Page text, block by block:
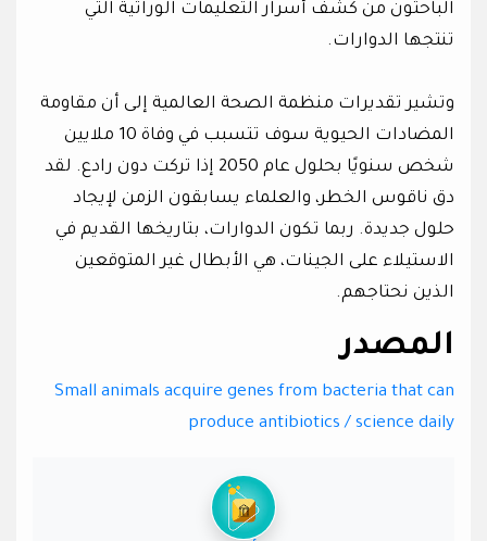
الباحثون من كشف أسرار التعليمات الوراثية التي
تنتجها الدوارات.
وتشير تقديرات منظمة الصحة العالمية إلى أن مقاومة
المضادات الحيوية سوف تتسبب في وفاة 10 ملايين
شخص سنويًا بحلول عام 2050 إذا تركت دون رادع. لقد
دق ناقوس الخطر، والعلماء يسابقون الزمن لإيجاد
حلول جديدة. ربما تكون الدوارات، بتاريخها القديم في
الاستيلاء على الجينات، هي الأبطال غير المتوقعين
الذين نحتاجهم.
المصدر
Small animals acquire genes from bacteria that can
produce antibiotics / science daily